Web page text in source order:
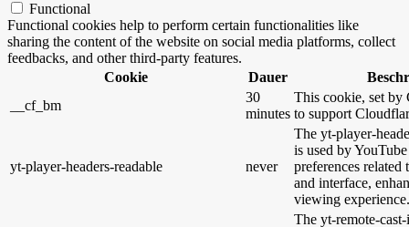
Functional
Functional cookies help to perform certain functionalities like
sharing the content of the website on social media platforms, collect
feedbacks, and other third-party features.
Cookie
Dauer
__cf_bm
30
minutes
This cookie, set by
to support
yt-player-headers-readable never
The yt-player-
is used by
preferences
and interface,
viewing experience.
The yt-remote-